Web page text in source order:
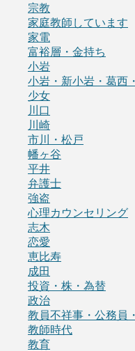
宗教
家庭教師しています
家電
富裕層・金持ち
小岩
小岩・新小岩・葛西
少女
川口
川崎
市川・松戸
幡ヶ谷
平井
弁護士
強盗
心理カウンセリング
志木
恋愛
恵比寿
成田
投資・株・為替
政治
教員不祥事・公務員
教師時代
教育